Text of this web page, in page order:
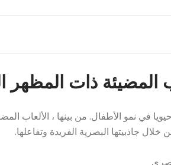
المضيئة ذات
في نمو الأطفال. من بينها ، الألعاب
جاذبيتها البصرية الفريدة وتفاعلها.